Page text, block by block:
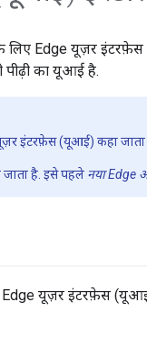
Edge यूज़र इंटरफ़ेस
का यूआई है.
इंटरफ़ेस (यूआई) कहा जाता
है. इसे पहले नया Edge
Edge यूज़र इंटरफ़ेस